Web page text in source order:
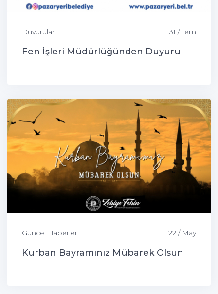
Duyurular 31 / Tem
Fen İşleri Müdürlüğünden Duyuru
Güncel Haberler 22 / May
Kurban Bayramınız Mübarek Olsun